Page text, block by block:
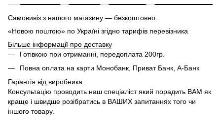
Самовивіз з нашого магазину — безкоштовно.
«Новою поштою» по Україні згідно тарифів перевізника
Більше інформації про доставку
Готівкою при отриманні, передоплата 200гр.
Повна оплата на карти Монобанк, Приват Банк, А-Банк
Гарантія від виробника.
Консультацію проводить наш спеціаліст який порадить ВАМ як
краще і швидше розібратись в ВАШИХ запитаннях того чи
іншого товару.